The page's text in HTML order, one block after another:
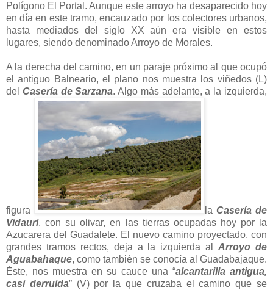
Polígono El Portal. Aunque este arroyo ha desaparecido hoy
en día en este tramo, encauzado por los colectores urbanos,
hasta mediados del siglo XX aún era visible en estos
lugares, siendo denominado Arroyo de Morales.
A la derecha del camino, en un paraje próximo al que ocupó
el antiguo Balneario, el plano nos muestra los viñedos (L)
del Casería de Sarzana. Algo más adelante, a la izquierda,
figura la Casería de
Vidauri, con su olivar, en las tierras ocupadas hoy por la
Azucarera del Guadalete. El nuevo camino proyectado, con
grandes tramos rectos, deja a la izquierda alArroyo de
Aguabahaque, como también se conocía al Guadabajaque.
Éste, nos muestra en su cauce una “alcantarilla antigua,
casi derruida” (V) por la que cruzaba el camino que se